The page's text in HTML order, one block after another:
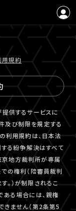
⽤規約
提供するサービスに
及び制限を規定する
利用規約は、日本法
する紛争解決はすべて
京地方裁判所が専属
の権利（陪審員裁判
。）が制限されるこ
ある場合には、親権
きません（第2条第5